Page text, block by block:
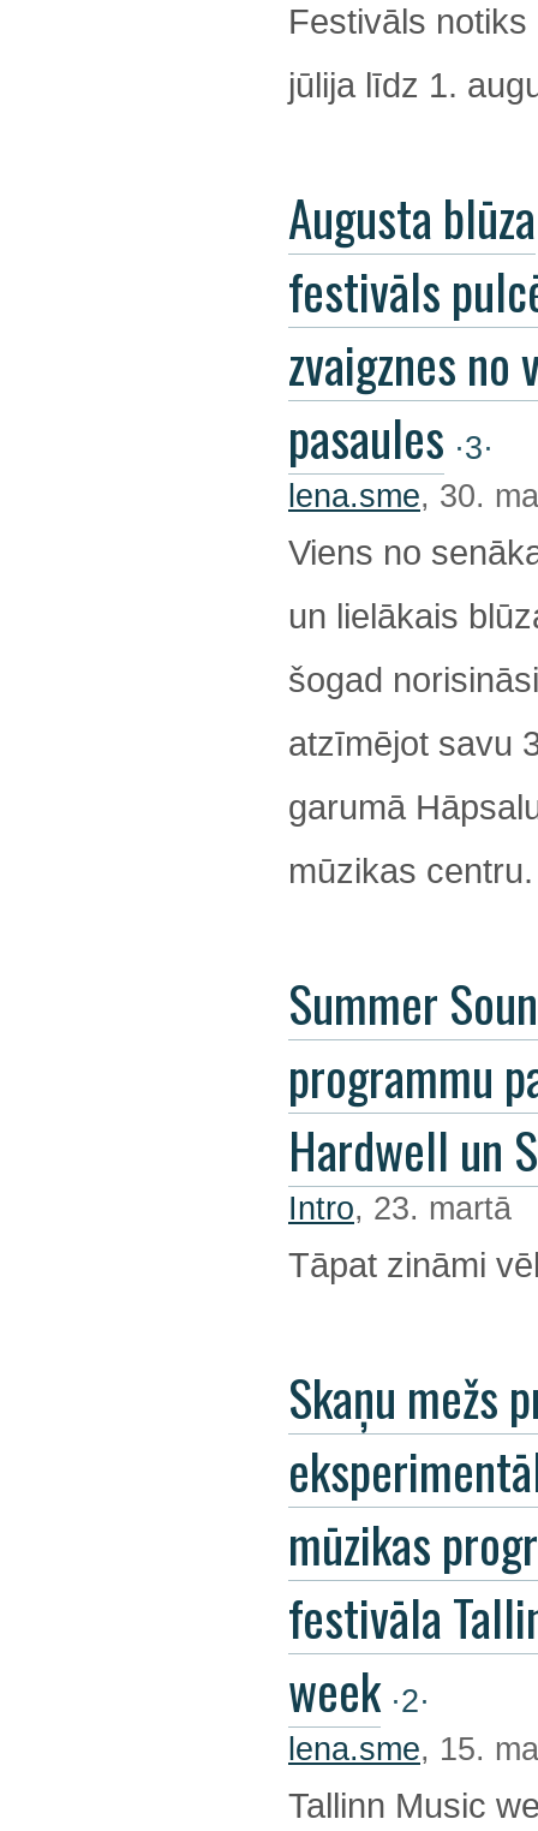
Festivāls notiks
jūlija līdz 1.
Augusta blūza
festivāls
zvaigznes no
pasaules ·3·
lena.sme, 30.
Viens no
un lielākais
šogad
atzīmējot savu
garumā
mūzikas centru.
Summer
programmu
Hardwell un
Intro, 23. martā
Tāpat zināmi
Skaņu mežs
mūzikas
festivāla
week ·2·
lena.sme, 15.
Tallinn Music